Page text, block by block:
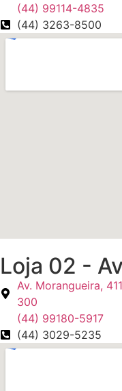
(44) 99114-4835
(44) 3263-8500
Loja 02 -
Av. Morangueira,
300
(44) 99180-5917
(44) 3029-5235